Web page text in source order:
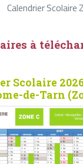
Calendrier Scolaire
à
Scolaire
de-Tarn